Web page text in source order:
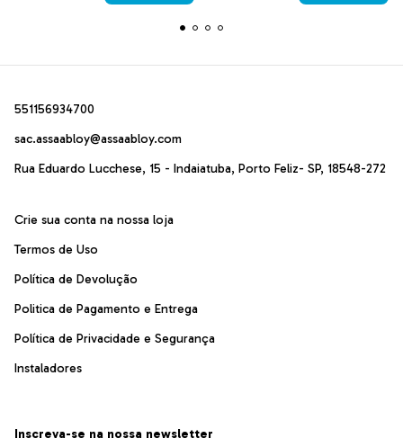
551156934700
sac.assaabloy@assaabloy.com
Rua Eduardo Lucchese, 15 - Indaiatuba, Porto Feliz- SP, 18548-272
Crie sua conta na nossa loja
Termos de Uso
Política de Devolução
Politica de Pagamento e Entrega
Política de Privacidade e Segurança
Instaladores
Inscreva-se na nossa newsletter